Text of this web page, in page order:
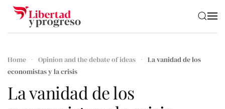
Skip to main content
Home Opinion and the debate of ideas
La vanidad de los
economistas y la crisis
La vanidad de los